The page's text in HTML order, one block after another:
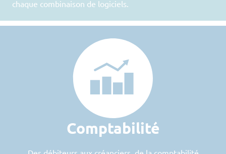
chaque combinaison de logiciels.
Comptabilité